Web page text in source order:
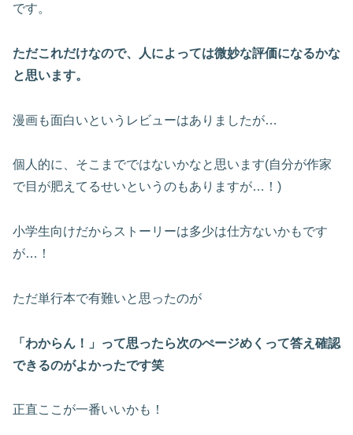
です。
ただこれだけなので、人によっては微妙な評価になるかな
と思います。
漫画も面白いというレビューはありましたが…
個人的に、そこまでではないかなと思います(自分が作家
で目が肥えてるせいというのもありますが…！)
小学生向けだからストーリーは多少は仕方ないかもです
が…！
ただ単行本で有難いと思ったのが
「わからん！」って思ったら次のぺージめくって答え確認
できるのがよかったです笑
正直ここが一番いいかも！